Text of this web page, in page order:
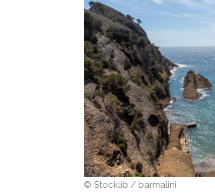
© Stocklib / barmalini